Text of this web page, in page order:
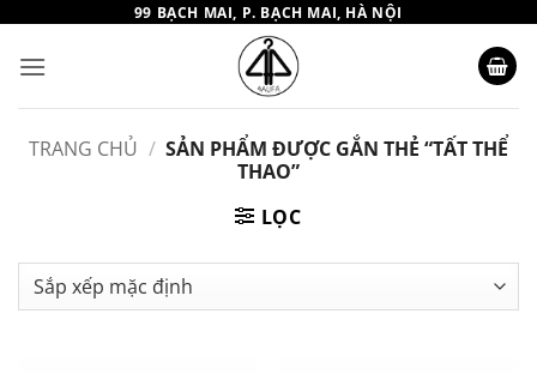
nội
dung
99 BẠCH MAI, P. BẠCH MAI, HÀ NỘI
TRANG CHỦ / SẢN PHẨM ĐƯỢC GẮN THẺ “TẤT THỂ
THAO”
LỌC